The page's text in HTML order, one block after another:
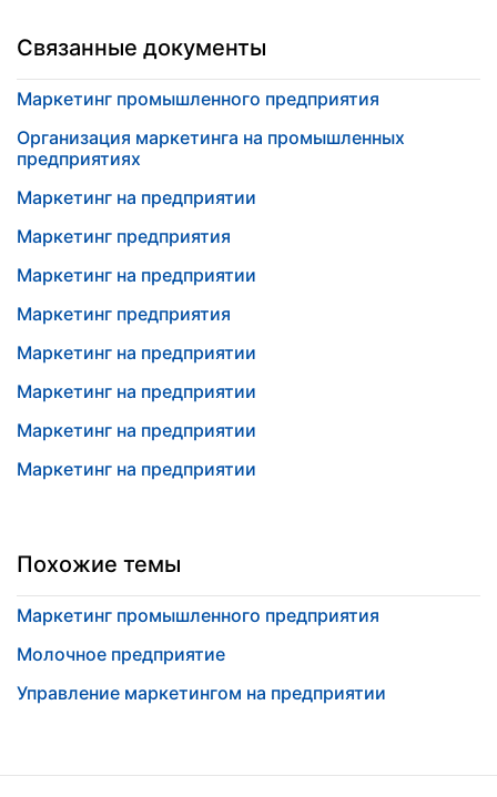
Связанные документы
Маркетинг промышленного предприятия
Организация маркетинга на промышленных
предприятиях
Маркетинг на предприятии
Маркетинг предприятия
Маркетинг на предприятии
Маркетинг предприятия
Маркетинг на предприятии
Маркетинг на предприятии
Маркетинг на предприятии
Маркетинг на предприятии
Похожие темы
Маркетинг промышленного предприятия
Молочное предприятие
Управление маркетингом на предприятии